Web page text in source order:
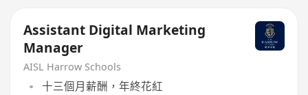
Assistant Digital Marketing
Manager
AISL Harrow Schools
十三個月薪酬，年終花紅